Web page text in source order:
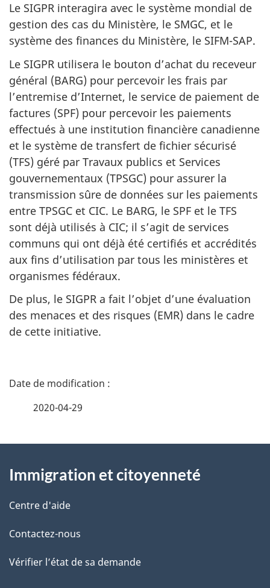
Le SIGPR interagira avec le système mondial de
gestion des cas du Ministère, le SMGC, et le
système des finances du Ministère, le SIFM-SAP.
Le SIGPR utilisera le bouton d’achat du receveur
général (BARG) pour percevoir les frais par
l’entremise d’Internet, le service de paiement de
factures (SPF) pour percevoir les paiements
effectués à une institution financière canadienne
et le système de transfert de fichier sécurisé
(TFS) géré par Travaux publics et Services
gouvernementaux (TPSGC) pour assurer la
transmission sûre de données sur les paiements
entre TPSGC et CIC. Le BARG, le SPF et le TFS
sont déjà utilisés à CIC; il s’agit de services
communs qui ont déjà été certifiés et accrédités
aux fins d’utilisation par tous les ministères et
organismes fédéraux.
De plus, le SIGPR a fait l’objet d’une évaluation
des menaces et des risques (EMR) dans le cadre
de cette initiative.
D
i
l
s
d
2020-04-29
propos
de
ce
site
Immigration et citoyenneté
Centre d'aide
Contactez-nous
Vérifier l’état de sa demande